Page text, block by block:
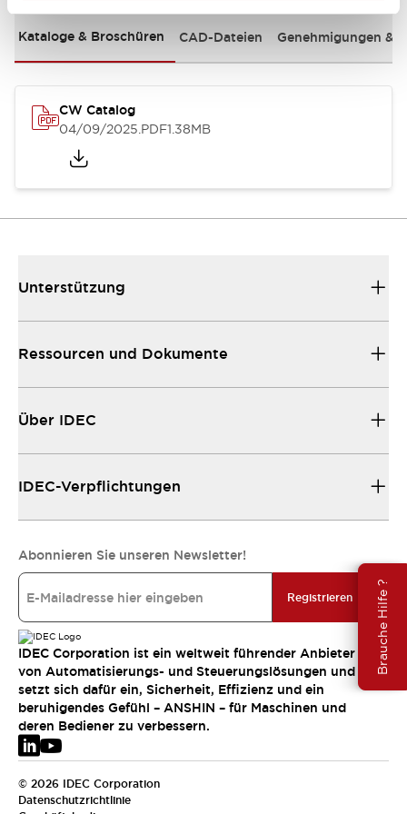
Brauche Hilfe ?
Kataloge & Broschüren CAD-Dateien Genehmigungen &
CW Catalog
04/09/2025.PDF1.38MB
Unterstützung
Ressourcen und Dokumente
Über IDEC
IDEC-Verpflichtungen
Abonnieren Sie unseren Newsletter!
Registrieren
IDEC Corporation ist ein weltweit führender Anbieter
von Automatisierungs- und Steuerungslösungen und
setzt sich dafür ein, Sicherheit, Effizienz und ein
beruhigendes Gefühl – ANSHIN – für Maschinen und
deren Bediener zu verbessern.
© 2026 IDEC Corporation
Datenschutzrichtlinie